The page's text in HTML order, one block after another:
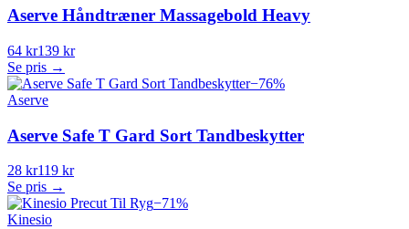
Aserve Håndtræner Massagebold Heavy
64 kr139 kr
Se pris →
−76%
Aserve
Aserve Safe T Gard Sort Tandbeskytter
28 kr119 kr
Se pris →
−71%
Kinesio